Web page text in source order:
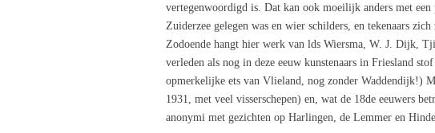
vertegenwoordigd is. Dat kan ook moeilijk anders met
Zuiderzee gelegen was en wier schilders, en tekenaars
Zodoende hangt hier werk van lds Wiersma, W. J. Dijk,
verleden als nog in deze eeuw kunstenaars in Friesland
opmerkelijke ets van Vlieland, nog zonder Waddendijk!)
1931, met veel visserschepen) en, wat de 18de eeuwers
anonymi met gezichten op Harlingen, de Lemmer en